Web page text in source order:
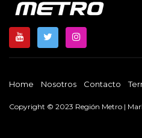
Home Nosotros Contacto
Copyright © 2023 Región Metro |